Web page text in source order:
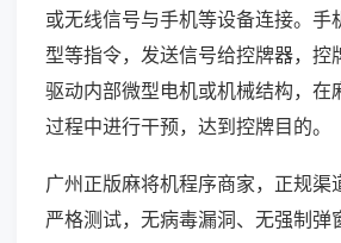
或无线信号与手机等设备连接。手
型等指令，发送信号给控牌器，控
驱动内部微型电机或机械结构，在
过程中进行干预，达到控牌目的。
广州正版麻将机程序商家，正规渠
严格测试，无病毒漏洞、无强制弹